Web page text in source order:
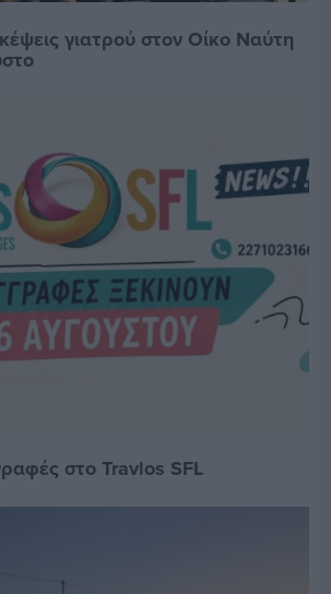
γιατρού στον Οίκο Ναύτη
στο Travlos SFL